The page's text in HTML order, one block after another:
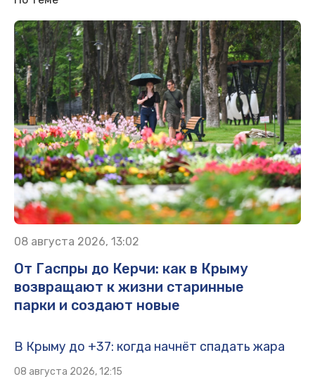
08 августа 2026, 13:02
От Гаспры до Керчи: как в Крыму
возвращают к жизни старинные
парки и создают новые
В Крыму до +37: когда начнёт спадать жара
08 августа 2026, 12:15